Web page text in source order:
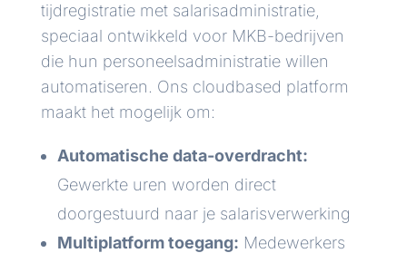
tijdregistratie met salarisadministratie,
speciaal ontwikkeld voor MKB-bedrijven
die hun personeelsadministratie willen
automatiseren. Ons cloudbased platform
maakt het mogelijk om:
Automatische data-overdracht:
Gewerkte uren worden direct
doorgestuurd naar je salarisverwerking
Multiplatform toegang: Medewerkers